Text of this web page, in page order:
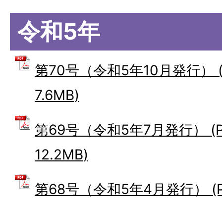
令和5年
第70号（令和5年10月発行）
7.6MB)
第69号（令和5年7月発行）
12.2MB)
第68号（令和5年4月発行）